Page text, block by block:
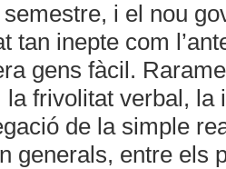
semestre, i el nou
tan inepte com
gens fàcil.
la frivolitat verbal, la
de la simple
generals, entre els